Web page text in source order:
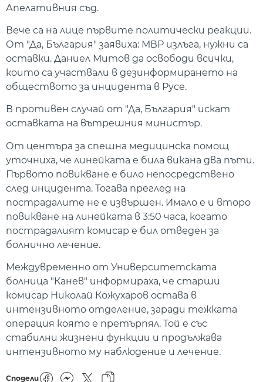
Апелативния съд.
Вече са на лице първите политически реакции.
От "Да, България" заявиха: МВР излъга, нужни са
оставки. Даниел Митов да освободи всички,
които са участвали в дезинформирането на
обществото за инцидента в Русе.
В противен случай от "Да, България" искат
оставката на вътрешния министър.
От центъра за спешна медицинска помощ
уточниха, че линейката е била викана два пъти.
Първото повикване е било непосредствено
след инцидента. Тогава преглед на
пострадалите не е извършен. Имало е и второ
повикване на линейката в 3:50 часа, когато
пострадалият комисар е бил отведен за
болнично лечение.
Междувременно от Университетската
болница "Канев" информираха, че старши
комисар Николай Кожухаров остава в
интензивното отделение, заради тежката
операция която е претърпял. Той е със
стабилни жизнени функции и продължава
интензивното му наблюдение и лечение.
Сподели